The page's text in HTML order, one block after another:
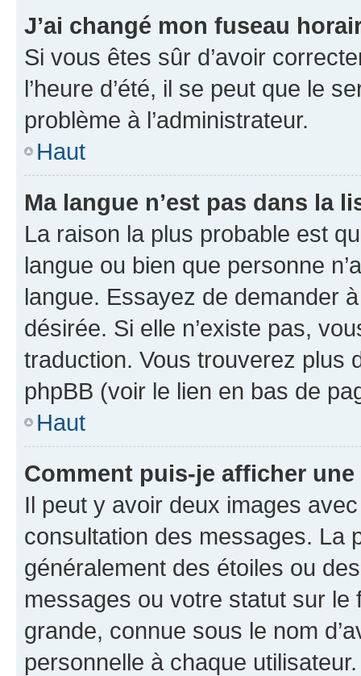
J’ai changé mon fuseau
Si vous êtes sûr d’avoir
l’heure d’été, il se peut que le
problème à l’administrateur.
Haut
Ma langue n’est pas dans la
La raison la plus probable est
langue ou bien que personne
langue. Essayez de demander
désirée. Si elle n’existe pas,
traduction. Vous trouverez plus
phpBB (voir le lien en bas de
Haut
Comment puis-je afficher
Il peut y avoir deux images
consultation des messages. La
généralement des étoiles ou
messages ou votre statut sur
grande, connue sous le nom
personnelle à chaque utilisateur.